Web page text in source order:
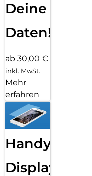
Deine
Daten!
ab 30,00 €
inkl. MwSt.
Mehr
erfahren
Handy
Displayfolie